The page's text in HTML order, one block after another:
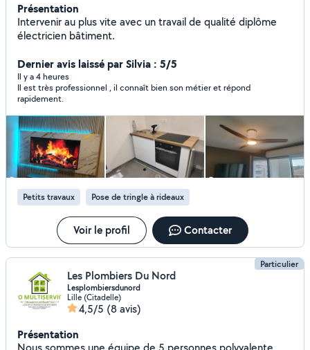
Présentation
Intervenir au plus vite avec un travail de qualité diplôme
électricien bâtiment.
Dernier avis laissé par Silvia : 5/5
Il y a 4 heures
Il est très professionnel , il connaît bien son métier et répond
rapidement.
Petits travaux Pose de tringle à rideaux
Voir le profil Contacter
Particulier
Les Plombiers Du Nord
Lesplombiersdunord
Lille (Citadelle)
4,5/5 (8 avis)
Présentation